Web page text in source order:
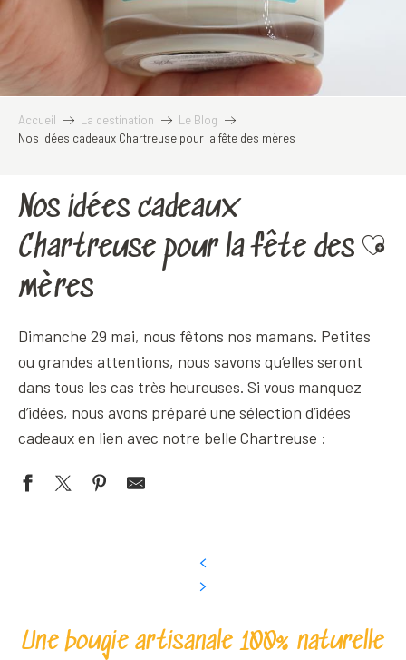
Accueil La destination
Le Blog
Nos idées cadeaux Chartreuse pour la fête des mères
Nos idées cadeaux
Chartreuse pour la fête des
mères
Dimanche 29 mai, nous fêtons nos mamans. Petites
ou grandes attentions, nous savons qu’elles seront
dans tous les cas très heureuses. Si vous manquez
d’idées, nous avons préparé une sélection d’idées
cadeaux en lien avec notre belle Chartreuse :
Une bougie artisanale 100% naturelle